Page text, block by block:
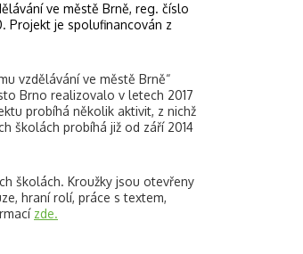
ve městě Brně, reg. číslo
Projekt je spolufinancován z
vzdělávání ve městě Brně“
Brno realizovalo v letech 2017
probíhá několik aktivit, z nichž
školách probíhá již od září 2014
školách. Kroužky jsou otevřeny
hraní rolí, práce s textem,
zde.